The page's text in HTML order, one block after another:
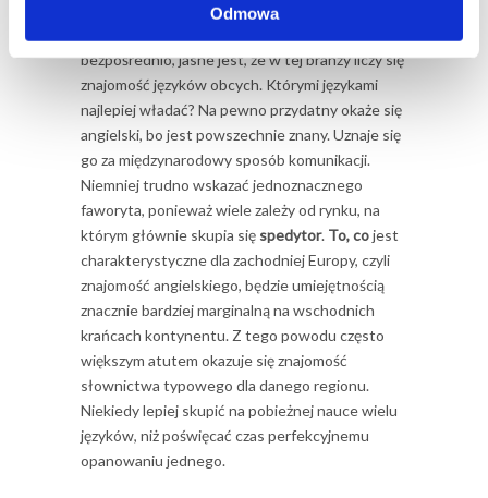
Odmowa
spedycja i jakie zadania ma
bezpośrednio, jasne jest, że w tej branży liczy się
znajomość języków obcych. Którymi językami
najlepiej władać? Na pewno przydatny okaże się
angielski, bo jest powszechnie znany. Uznaje się
go za międzynarodowy sposób komunikacji.
Niemniej trudno wskazać jednoznacznego
faworyta, ponieważ wiele zależy od rynku, na
którym głównie skupia się spedytor. To, cojest
charakterystyczne dla zachodniej Europy, czyli
znajomość angielskiego, będzie umiejętnością
znacznie bardziej marginalną na wschodnich
krańcach kontynentu. Z tego powodu często
większym atutem okazuje się znajomość
słownictwa typowego dla danego regionu.
Niekiedy lepiej skupić na pobieżnej nauce wielu
języków, niż poświęcać czas perfekcyjnemu
opanowaniu jednego.